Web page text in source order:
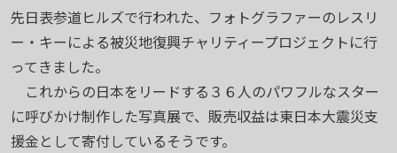
先日表参道ヒルズで行われた、フォトグラファーのレスリ
ー・キーによる被災地復興チャリティープロジェクトに行
ってきました。
これからの日本をリードする３６人のパワフルなスター
に呼びかけ制作した写真展で、販売収益は東日本大震災支
援金として寄付しているそうです。